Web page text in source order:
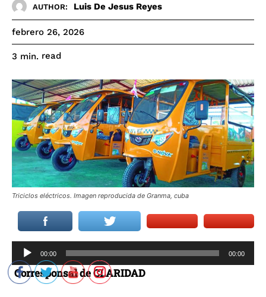
AUTHOR: Luis De Jesus Reyes
febrero 26, 2026
3 min. read
Triciclos eléctricos. Imagen reproducida de Granma, cuba
e
p
00:00 00:00
Corresponsal de CLARIDAD